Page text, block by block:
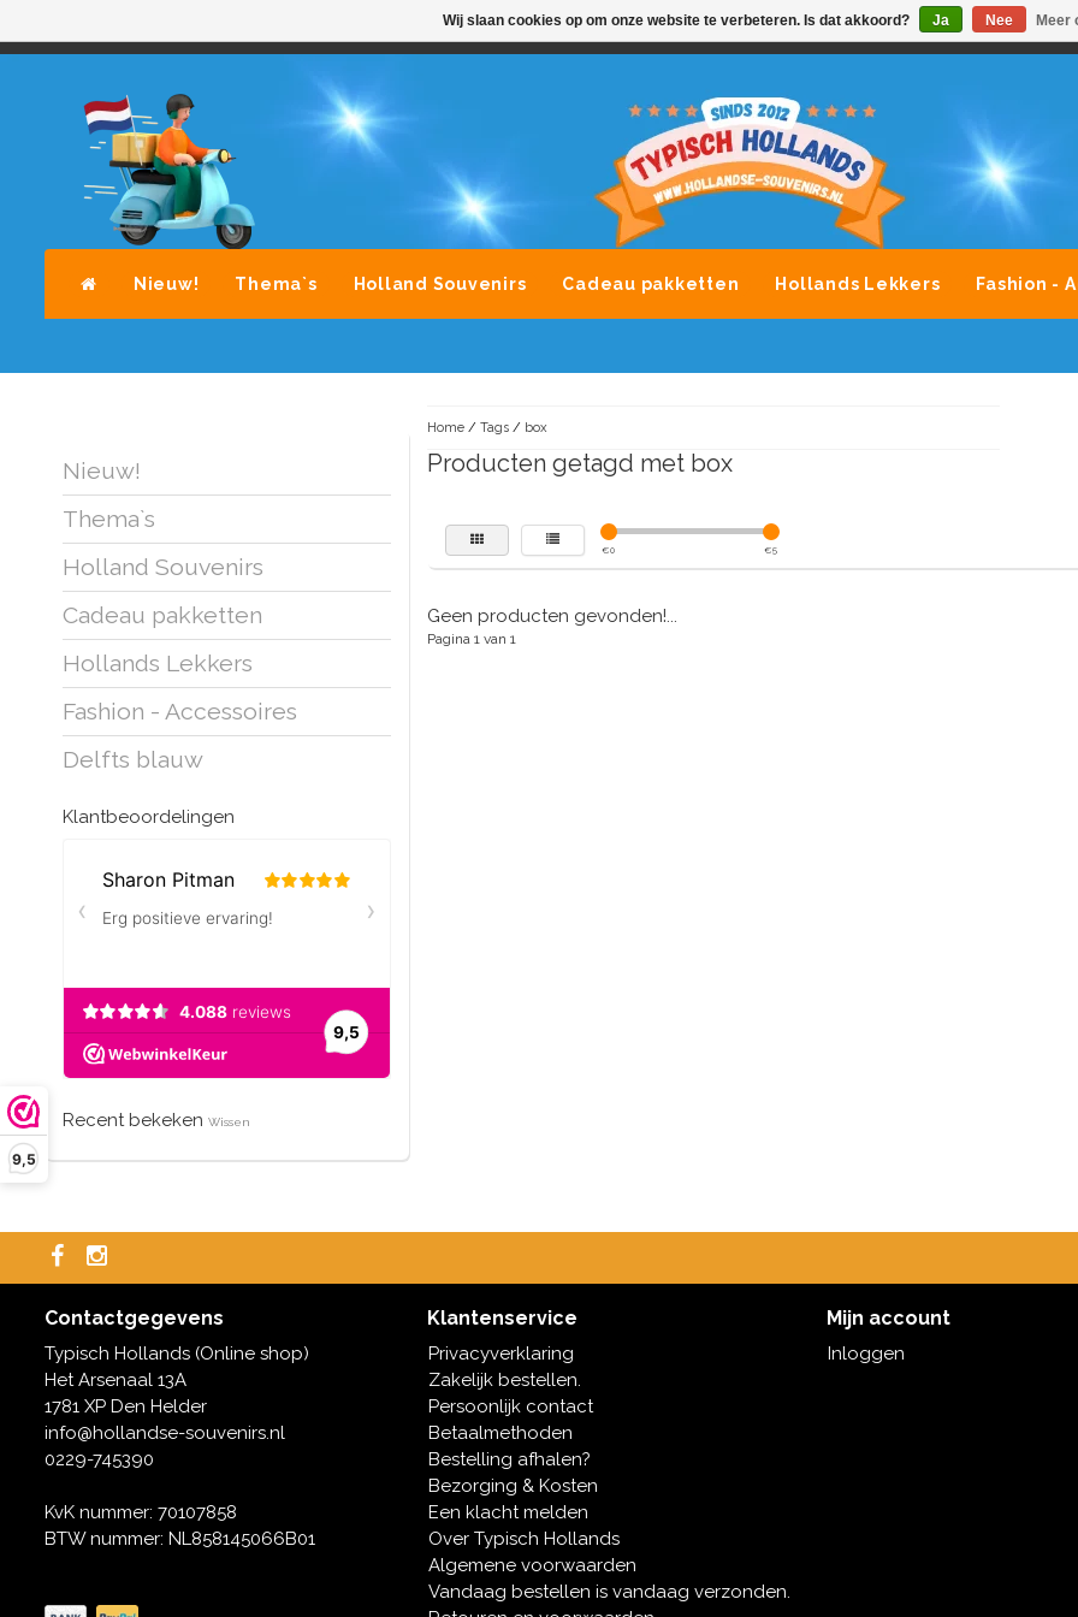
9,5
AVONDLEVERING MOGELIJK ALLE MERKEN SOUVENIRS
Nieuw! Thema`s Holland Souvenirs Cadeau pakketten Hollands Lekkers Fashion -
Nieuw!
Thema`s
Holland Souvenirs
Cadeau pakketten
Hollands Lekkers
Fashion - Accessoires
Delfts blauw
Klantbeoordelingen
Recent bekeken Wissen
Home/ Tags/ box
Producten getagd met box
€0 €5
Geen producten gevonden!...
Pagina 1 van 1
Contactgegevens
Typisch Hollands (Online shop)
Het Arsenaal 13A
1781 XP Den Helder
info@hollandse-souvenirs.nl
0229-745390
KvK nummer: 70107858
BTW nummer: NL858145066B01
Klantenservice
Privacyverklaring
Zakelijk bestellen.
Persoonlijk contact
Betaalmethoden
Bestelling afhalen?
Bezorging & Kosten
Een klacht melden
Over Typisch Hollands
Algemene voorwaarden
Vandaag bestellen is vandaag verzonden.
Mijn account
Inloggen
Wij slaan cookies op om onze website te verbeteren. Is dat akkoord? Ja Nee Meer